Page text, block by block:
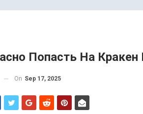
Попасть На Кракен
On Sep 17, 2025